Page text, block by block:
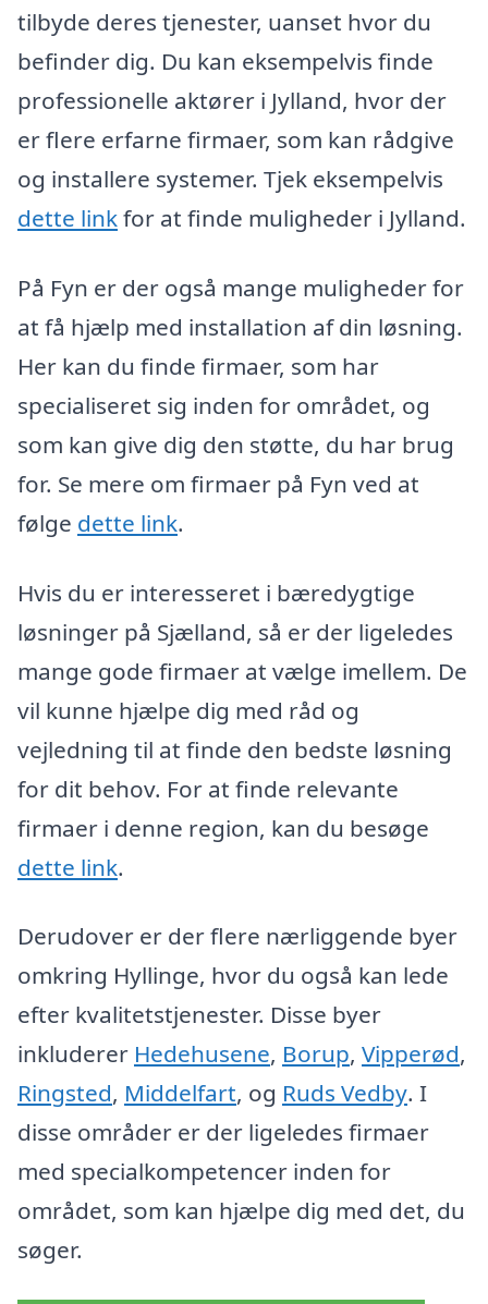
tilbyde deres tjenester, uanset hvor du
befinder dig. Du kan eksempelvis finde
professionelle aktører i Jylland, hvor der
er flere erfarne firmaer, som kan rådgive
og installere systemer. Tjek eksempelvis
dette linkfor at finde muligheder i Jylland.
På Fyn er der også mange muligheder for
at få hjælp med installation af din løsning.
Her kan du finde firmaer, som har
specialiseret sig inden for området, og
som kan give dig den støtte, du har brug
for. Se mere om firmaer på Fyn ved at
følge dette link.
Hvis du er interesseret i bæredygtige
løsninger på Sjælland, så er der ligeledes
mange gode firmaer at vælge imellem. De
vil kunne hjælpe dig med råd og
vejledning til at finde den bedste løsning
for dit behov. For at finde relevante
firmaer i denne region, kan du besøge
dette link.
Derudover er der flere nærliggende byer
omkring Hyllinge, hvor du også kan lede
efter kvalitetstjenester. Disse byer
inkluderer Hedehusene, Borup, Vipperød,
Ringsted, Middelfart, og Ruds Vedby. I
disse områder er der ligeledes firmaer
med specialkompetencer inden for
området, som kan hjælpe dig med det, du
søger.